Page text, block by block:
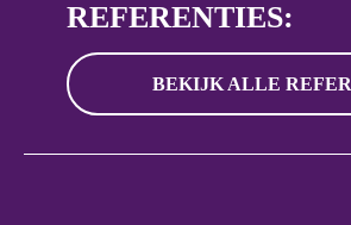
REFERENTIES:
BEKIJK ALLE